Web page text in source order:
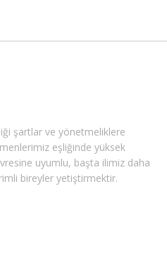
şartlar ve yönetmeliklere
eşliğinde yüksek
uyumlu, başta ilimiz daha
bireyler yetiştirmektir.